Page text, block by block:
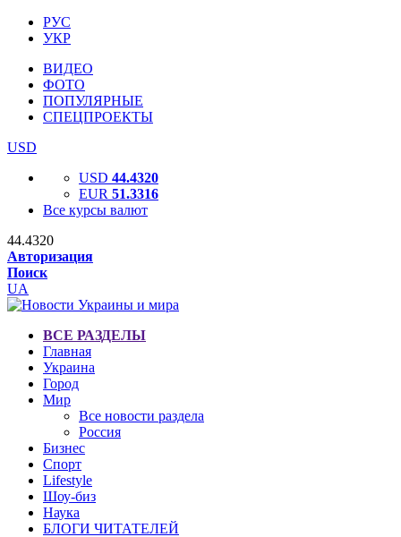
РУС
УКР
ВИДЕО
ФОТО
ПОПУЛЯРНЫЕ
СПЕЦПРОЕКТЫ
USD
USD 44.4320
EUR 51.3316
Все курсы валют
44.4320
Авторизация
Поиск
UA
ВСЕ РАЗДЕЛЫ
Главная
Украина
Город
Мир
Все новости раздела
Россия
Бизнес
Спорт
Lifestyle
Шоу-биз
Наука
БЛОГИ ЧИТАТЕЛЕЙ